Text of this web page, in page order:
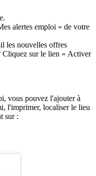
alertes emploi » de votre
les nouvelles offres
Cliquez sur le lien « Activer
vous pouvez l'ajouter à
l'imprimer, localiser le lieu
sur :